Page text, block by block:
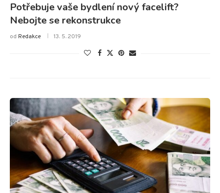
Potřebuje vaše bydlení nový facelift?
Nebojte se rekonstrukce
od Redakce 13. 5. 2019